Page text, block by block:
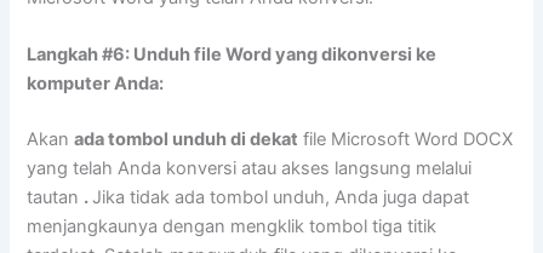
Langkah #6: Unduh file Word yang dikonversi ke
komputer Anda:
Akanada tombol unduh di dekat file Microsoft Word DOCX
yang telah Anda konversi atau akses langsung melalui
tautan . Jika tidak ada tombol unduh, Anda juga dapat
menjangkaunya dengan mengklik tombol tiga titik